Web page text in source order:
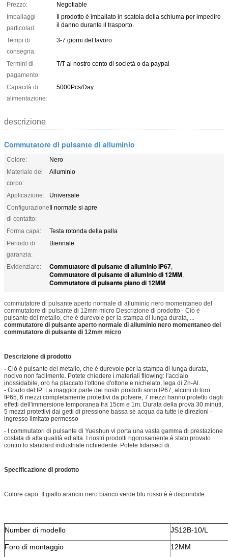
Prezzo:
Negotiable
Imballaggi
particolari:
Il prodotto è imballato in scatola della schiuma per impedire
il danno durante il trasporto.
Tempi di
consegna:
3-7 giorni del lavoro
Termini di
pagamento:
T/T al nostro conto di società o da paypal
Capacità di
alimentazione:
5000Pcs/Day
descrizione
Commutatore di pulsante di alluminio
Colore:
Nero
Materiale del
corpo:
Alluminio
Applicazione:
Universale
Configurazione
di contatto:
Il normale si apre
Forma capa:
Testa rotonda della palla
Periodo di
garanzia:
Biennale
Evidenziare: Commutatore di pulsante di alluminio IP67,
Commutatore di pulsante di alluminio di 12MM,
Commutatore di pulsante piano di 12MM
commutatore di pulsante aperto normale di alluminio nero momentaneo del
commutatore di pulsante di 12mm micro Descrizione di prodotto - Ciò è
pulsante del metallo, che è durevole per la stampa di lunga durata, ...
commutatore di pulsante aperto normale di alluminio nero momentaneo del
commutatore di pulsante di 12mm micro
Descrizione di prodotto
- Ciò è pulsante del metallo, che è durevole per la stampa di lunga durata,
nocivo non facilmente. Potete chiedere i materiali fllowing: l'acciaio
inossidabile, oro ha placcato l'ottone d'ottone e nichelato, lega di Zn-Al.
- Grado del IP: La maggior parte dei nostri prodotti sono IP67, alcuni di loro
IP65, 6 mezzi completamente protettivi da polvere, 7 mezzi hanno protetto dagli
effetti dell'immersione temporanea fra 15cm e 1m. Durata della prova 30 minuti,
5 mezzi protettivi dai getti di pressione bassa se acqua da tutte le direzioni -
ingresso limitato permesso
- I commutatori di pulsante di Yueshun vi porta una vasta gamma di prestazione
costata di alta qualità ed alta. I nostri prodotti rigorosamente è stato provato
contro lo standard industriale richiedente. Potete fidarseci di.
Specificazione di prodotto
Colore capo: Il giallo arancio nero bianco verde blu rosso è è disponibile.
Number di modello JS12B-10/L
Foro di montaggio 12MM